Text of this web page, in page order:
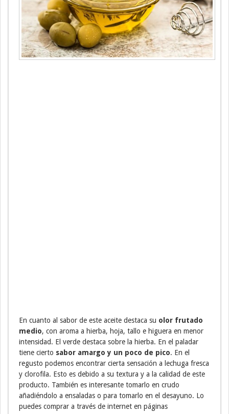
En cuanto al sabor de este aceite destaca su olor frutado
medio, con aroma a hierba, hoja, tallo e higuera en menor
intensidad. El verde destaca sobre la hierba. En el paladar
tiene cierto sabor amargo y un poco de pico. En el
regusto podemos encontrar cierta sensación a lechuga fresca
y clorofila. Esto es debido a su textura y a la calidad de este
producto. También es interesante tomarlo en crudo
añadiéndolo a ensaladas o para tomarlo en el desayuno. Lo
puedes comprar a través de internet en páginas